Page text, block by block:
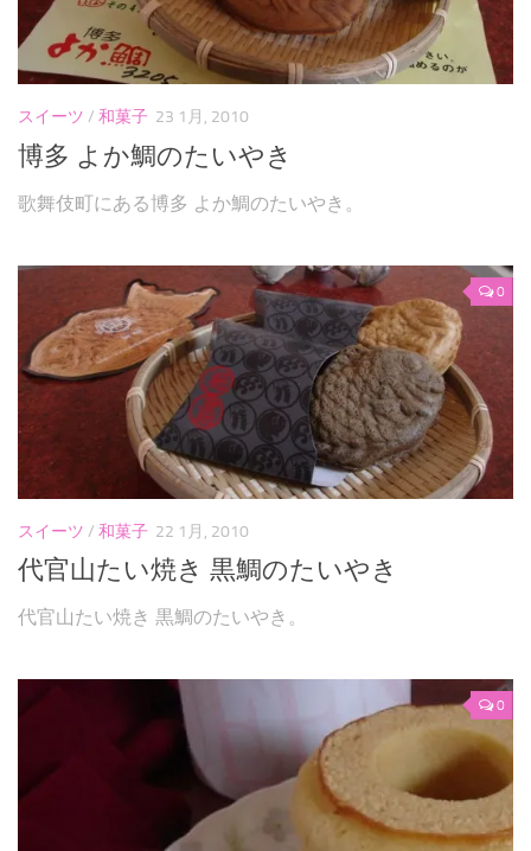
スイーツ / 和菓子 23 1月, 2010
博多 よか鯛のたいやき
歌舞伎町にある博多 よか鯛のたいやき。
0
スイーツ / 和菓子 22 1月, 2010
代官山たい焼き 黒鯛のたいやき
代官山たい焼き 黒鯛のたいやき。
0